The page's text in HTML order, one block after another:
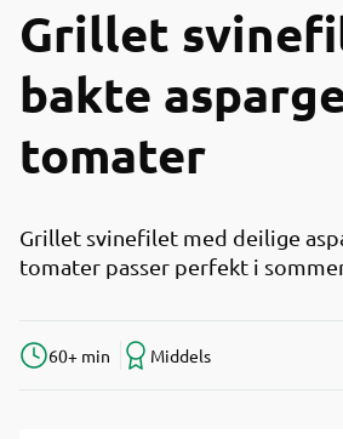
Grillet
bakte
tomater
Grillet svinefilet med deilige
tomater passer perfekt i
60+ min Middels